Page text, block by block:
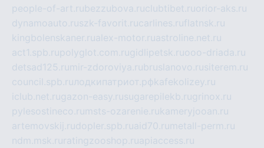
people-of-art.rubezzubova.ruclubtibet.ruorior-aks.ru
dynamoauto.ruszk-favorit.rucarlines.ruflatnsk.ru
kingbolenskaner.rualex-motor.ruastroline.net.ru
act1.spb.rupolyglot.com.rugidlipetsk.ruooo-driada.ru
detsad125.ru mir-zdoroviya.rubruslanovo.rusiterem.ru
council.spb.ruлодкипатриот.рфkafekolizey.ru
iclub.net.rugazon-easy.rusugarepilekb.rugrinox.ru
pylesostineco.ru msts-ozarenie.rukameryjooan.ru
artemovskij.rudopler.spb.ruaid70.ru metall-perm.ru
ndm.msk.ru ratingzooshop.ruapiaccess.ru